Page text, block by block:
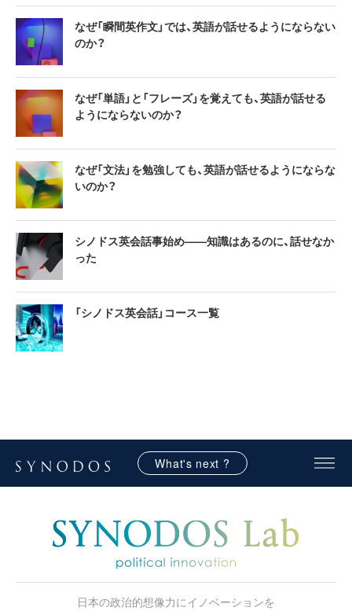
なぜ「瞬間英作文」では、英語が話せるようにならない
のか？
なぜ「単語」と「フレーズ」を覚えても、英語が話せる
ようにならないのか？
なぜ「文法」を勉強しても、英語が話せるようにならな
いのか？
シノドス英会話事始め——知識はあるのに、話せなか
った
「シノドス英会話」コース一覧
What's next ?
日本の政治的想像力にイノベーションを